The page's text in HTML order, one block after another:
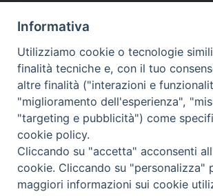
DIOCESI SUBURBICARIA DI
Contatti:Tel.: 06.93268401 - Fax.:
E-mail:
Orari: dal Lunedì al Venerdì Ore:
Lunedì, Mercoledì e Venerdì, Ore
Informativa
Utilizziamo cookie o tecnologie
finalità tecniche e, con il tuo
altre finalità ("interazioni e
"miglioramento dell'esperienza",
"targeting e pubblicità") come
cookie policy.
Cliccando su "accetta" acconsenti
cookie. Cliccando su "personalizza"
maggiori informazioni sui cookie